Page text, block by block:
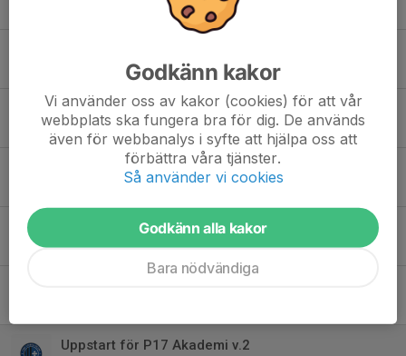
2 maj 2022 0
Helgens match finns nu publicerad på VEO
28 mar 2022 0
Ligacupen 2022 färdigspelad
14 mar 2022 0
Veckans matcher går nu att titta på!
10 mar 2022 0
Uppstart för P17 Akademi v.2
Godkänn kakor
Vi använder oss av kakor (cookies) för att vår
webbplats ska fungera bra för dig. De används
även för webbanalys i syfte att hjälpa oss att
förbättra våra tjänster.
Så använder vi cookies
Godkänn alla kakor
Bara nödvändiga